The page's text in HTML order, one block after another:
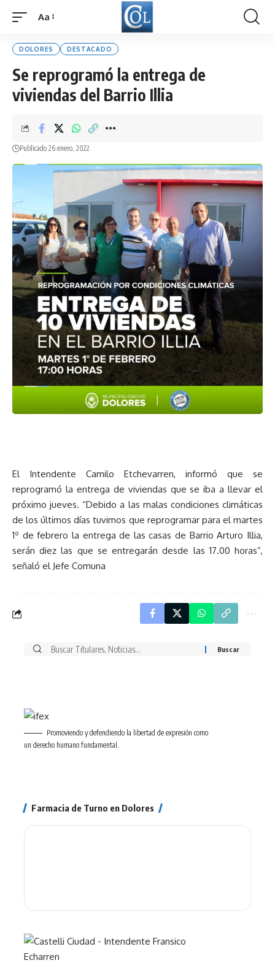
Font
Aa
DOLORES DESTACADO
Se reprogramó la entrega de
viviendas del Barrio Illia
Publicado 26 enero, 2022
El Intendente Camilo Etchevarren, informó que se
reprogramó la entrega de viviendas que se iba a llevar el
próximo jueves. “Debido a las malas condiciones climáticas
de los últimos días tuvimos que reprogramar para el martes
1º de febrero la entrega de las casas de Barrio Arturo Illia,
serán diez las que se entregarán desde las 17.00 horas”,
señaló el Jefe Comuna
Buscar
Promoviendo y defendiendo la libertad de expresión como
un derecho humano fundamental.
Farmacia de Turno en Dolores